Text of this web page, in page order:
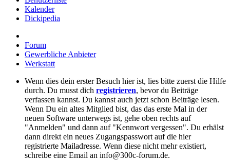
Kalender
Dickipedia
Forum
Gewerbliche Anbieter
Werkstatt
Wenn dies dein erster Besuch hier ist, lies bitte zuerst die Hilfe
durch. Du musst dich registrieren, bevor du Beiträge
verfassen kannst. Du kannst auch jetzt schon Beiträge lesen.
Wenn Du ein altes Mitglied bist, das das erste Mal in der
neuen Software unterwegs ist, gehe oben rechts auf
"Anmelden" und dann auf "Kennwort vergessen". Du erhälst
dann direkt ein neues Zugangspasswort auf die hier
registrierte Mailadresse. Wenn diese nicht mehr existiert,
schreibe eine Email an info@300c-forum.de.